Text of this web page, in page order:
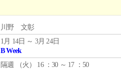
川野 文彰
1月 14日 ～ 3月 24日
B Week
隔週 （火 ） 16 ：30 ～ 17 ：50